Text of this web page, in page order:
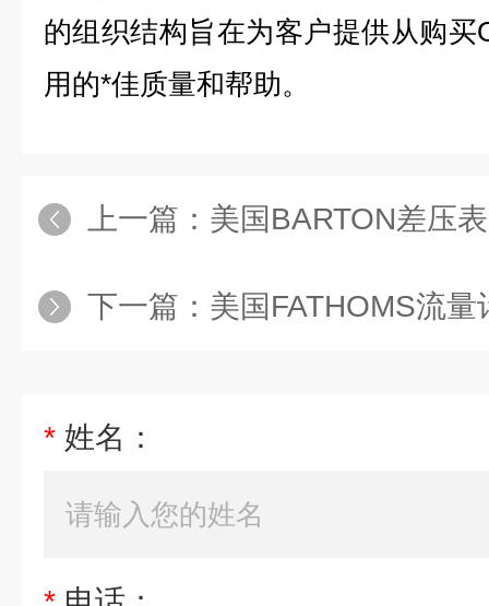
的组织结构旨在为客户提供从购
用的*佳质量和帮助。
上一篇： 美国BARTON差压表
下一篇： 美国FATHOMS流量
* 姓名：